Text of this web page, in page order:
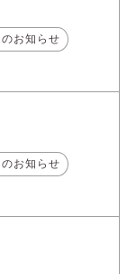
お知らせ
お知らせ